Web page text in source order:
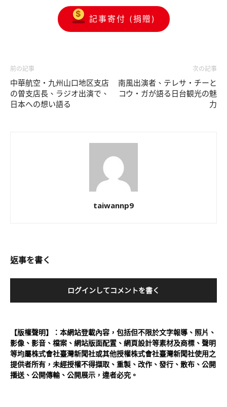
記事寄付 (捐贈)
前の記事
中華航空・九州山口地区支店
の曽支店長、ラジオ出演で、
日本への想い語る
次の記事
南風出演者、テレサ・チーと
コウ・ガが語る日台観光の魅
力
taiwannp9
返事を書く
ログインしてコメントを書く
【版權聲明】：本網站登載內容，包括但不限於文字報導、照片、
影像、影音、檔案、網站版面配置、網頁設計等素材及商標、聲明
等均屬株式會社臺灣新聞社或其他授權株式會社臺灣新聞社使用之
提供者所有，未經授權不得擷取、重製、改作、發行、散布、公開
播送、公開傳輸、公開展示，違者必究。